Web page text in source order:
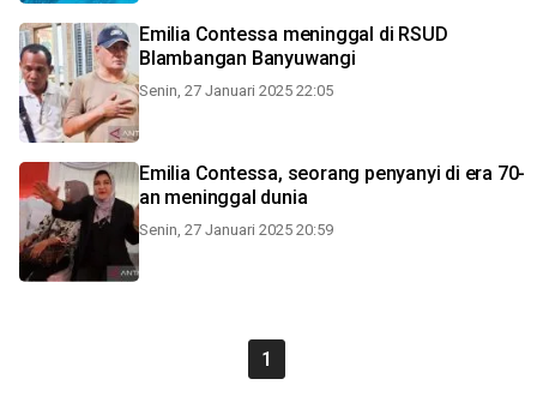
Emilia Contessa meninggal di RSUD
Blambangan Banyuwangi
Senin, 27 Januari 2025 22:05
Emilia Contessa, seorang penyanyi di era 70-
an meninggal dunia
Senin, 27 Januari 2025 20:59
1